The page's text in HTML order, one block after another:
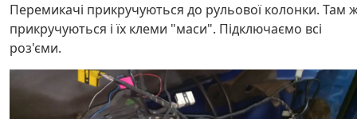
Перемикачі прикручуються до рульової колонки. Там
прикручуються і їх клеми "маси". Підключаємо всі
роз'єми.